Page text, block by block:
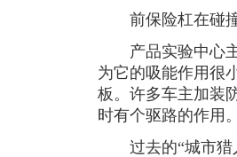
前保险杠在碰撞
产品实验中心主
为它的吸能作用很
板。许多车主加装
时有个驱路的作用。
过去的“城市猎